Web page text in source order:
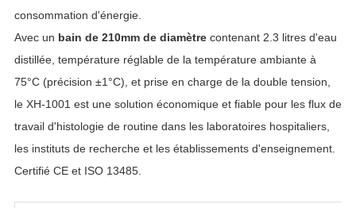
consommation d'énergie.
Avec un bain de 210mm de diamètrecontenant 2.3 litres d'eau
distillée, température réglable de la température ambiante à
75°C (précision ±1°C), et prise en charge de la double tension,
le XH-1001 est une solution économique et fiable pour les flux de
travail d'histologie de routine dans les laboratoires hospitaliers,
les instituts de recherche et les établissements d'enseignement.
Certifié CE et ISO 13485.